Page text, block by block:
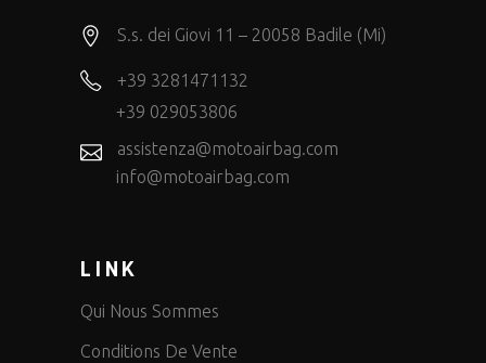
S.s. dei Giovi 11 – 20058 Badile (Mi)
+39 3281471132
+39 029053806
assistenza@motoairbag.com
info@motoairbag.com
LINK
Qui Nous Sommes
Conditions De Vente